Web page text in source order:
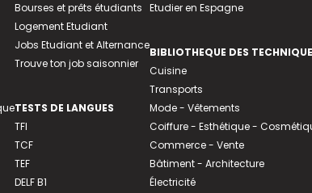
Bourses et prêts étudiants
Logement Etudiant
Jobs Etudiant et Alternance
Trouve ton job saisonnier
TESTS DE LANGUES
TFI
TCF
TEF
DELF B1
Etudier en Espagne
BIBLIOTHEQUE DES
Cuisine
Transports
Mode - Vêtements
Coiffure - Esthétique -
Commerce - Vente
Bâtiment - Architecture
Électricité